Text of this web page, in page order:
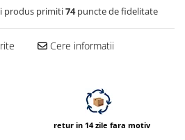
si
produs primiti74puncte de fidelitate
Cere informatii
retur in 14 zile fara motiv